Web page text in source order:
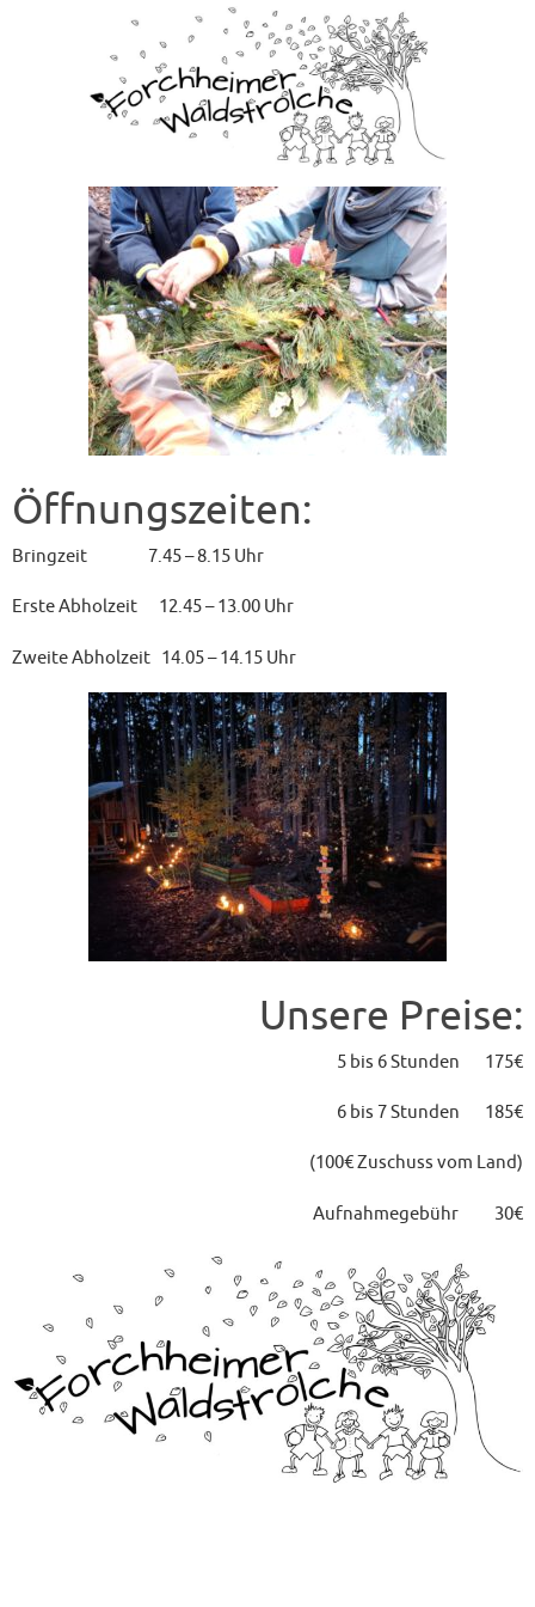
Öffnungszeiten:
Bringzeit 7.45 – 8.15 Uhr
Erste Abholzeit 12.45 – 13.00 Uhr
Zweite Abholzeit 14.05 – 14.15 Uhr
Unsere Preise:
5 bis 6 Stunden 175€
6 bis 7 Stunden 185€
(100€ Zuschuss vom Land)
Aufnahmegebühr 30€